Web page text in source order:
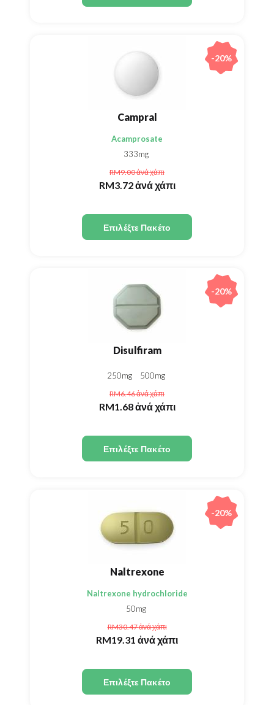
Campral
Acamprosate
333mg
RM9.00ἀνά χάπι
RM3.72ἀνά χάπι
Επιλέξτε Πακέτο
-20%
Disulfiram
250mg 500mg
RM6.46ἀνά χάπι
RM1.68ἀνά χάπι
Επιλέξτε Πακέτο
-20%
Naltrexone
Naltrexone hydrochloride
50mg
RM30.47ἀνά χάπι
RM19.31 ἀνά χάπι
Επιλέξτε Πακέτο
-20%